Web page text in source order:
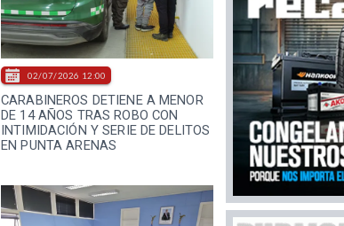
CARABINEROS DETIENE A MENOR
DE 14 AÑOS TRAS ROBO CON
INTIMIDACIÓN Y SERIE DE DELITOS
EN PUNTA ARENAS
02/07/2026 12:00